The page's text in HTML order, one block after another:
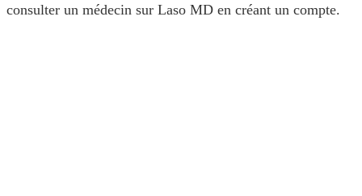
consulter un médecin sur Laso MD en créant un compte.